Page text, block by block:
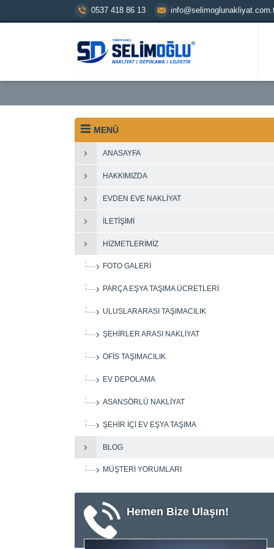
0537 418 86 13
MENÜ
ANASAYFA
HAKKIMIZDA
EVDEN EVE NAKLIYAT
İLETIŞIMI
HIZMETLERIMIZ
FOTO GALERI
PARÇA EŞYA TAŞIMA ÜCRETLERI
ULUSLARARASI TAŞIMACILIK
ŞEHIRLER ARASI NAKLIYAT
OFIS TAŞIMACILIK
EV DEPOLAMA
ASANSÖRLÜ NAKLIYAT
ŞEHIR IÇI EV EŞYA TAŞIMA
BLOG
MÜŞTERI YORUMLARI
Hemen Bize Ulaşın!